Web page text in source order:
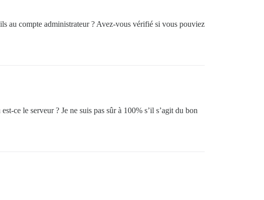
au compte administrateur ? Avez-vous vérifié si vous pouviez
ce le serveur ? Je ne suis pas sûr à 100% s’il s’agit du bon